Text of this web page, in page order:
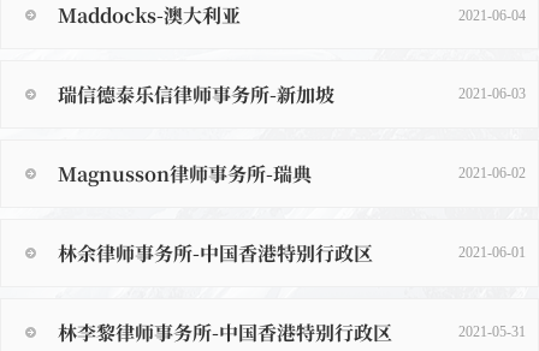
Maddocks-澳大利亚 2021-06-04
瑞信德泰乐信律师事务所-新加坡 2021-06-03
Magnusson律师事务所-瑞典 2021-06-02
林余律师事务所-中国香港特别行政区 2021-06-01
林李黎律师事务所-中国香港特别行政区 2021-05-31